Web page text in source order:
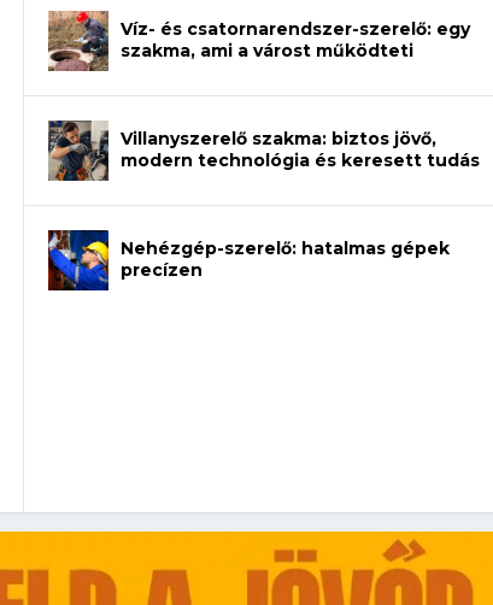
gépeket?
Tanulj szakmát!
amikor néhány sor program dönti
ki telefon nélkül?
Víz- és csatornarendszer-szerelő: egy
szakma, ami a várost működteti
Villanyszerelő szakma: biztos jövő,
modern technológia és keresett tudás
Nehézgép-szerelő: hatalmas gépek
precízen